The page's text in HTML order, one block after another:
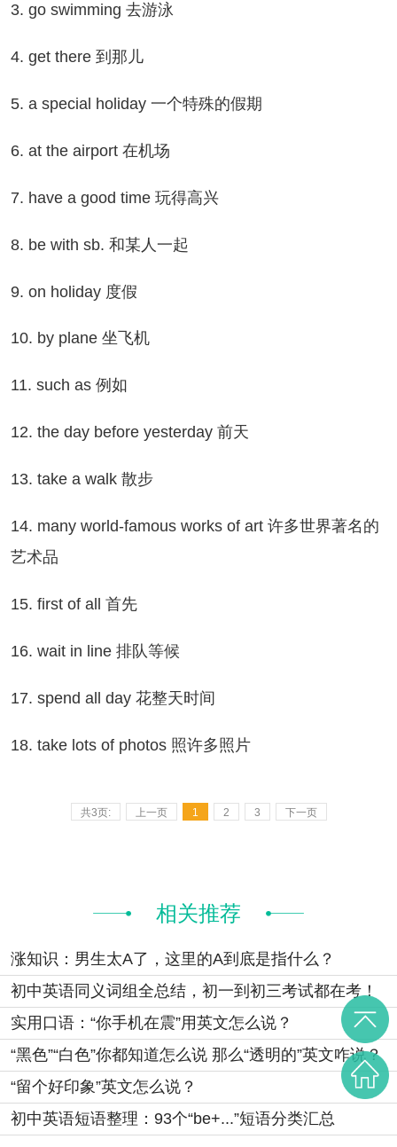
swimming 去游泳
there 到那儿
special holiday 一个特殊的假期
the airport 在机场
a good time 玩得高兴
with sb. 和某人一起
holiday 度假
by plane 坐飞机
such as 例如
the day before yesterday 前天
take a walk 散步
many world-famous works of art 许多世界著名的
艺术品
first of all 首先
wait in line 排队等候
spend all day 花整天时间
take lots of photos 照许多照片
共3页: 上一页 1 2 3 下一页
相关推荐
涨知识：男生太A了，这里的A到底是指什么？
初中英语同义词组全总结，初一到初三考试都在考！
实用口语：“你手机在震”用英文怎么说？
“黑色”“白色”你都知道怎么说 那么“透明的”英文咋说？
“留个好印象”英文怎么说？
初中英语短语整理：93个“be+...”短语分类汇总